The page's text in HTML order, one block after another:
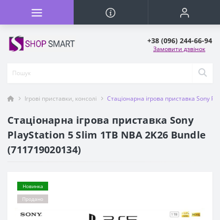
+38 (096) 244-66-94
Замовити дзвінок
Ігрові приставки, консолі Стаціонарна ігрова приставка Sony
Стаціонарна ігрова приставка Sony
PlayStation 5 Slim 1TB NBA 2K26 Bundle
(711719020134)
Новинка
Продано